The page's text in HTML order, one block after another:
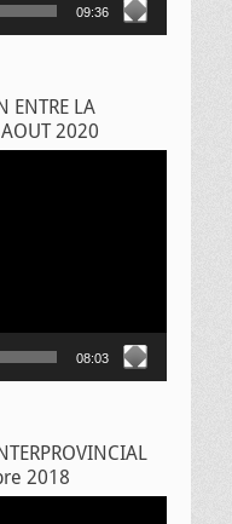
09:36
ENTRE LA
AOUT 2020
08:03
2018